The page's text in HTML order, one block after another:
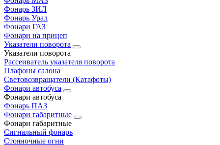
Фонарь ЗИЛ
Фонарь Урал
Фонари ГАЗ
Фонари на прицеп
Указатели поворота
Указатели поворота
Рассеиватель указателя поворота
Плафоны салона
Световозвращатели (Катафоты)
Фонари автобуса
Фонари автобуса
Фонарь ПАЗ
Фонари габаритные
Фонари габаритные
Сигнальный фонарь
Стояночные огни